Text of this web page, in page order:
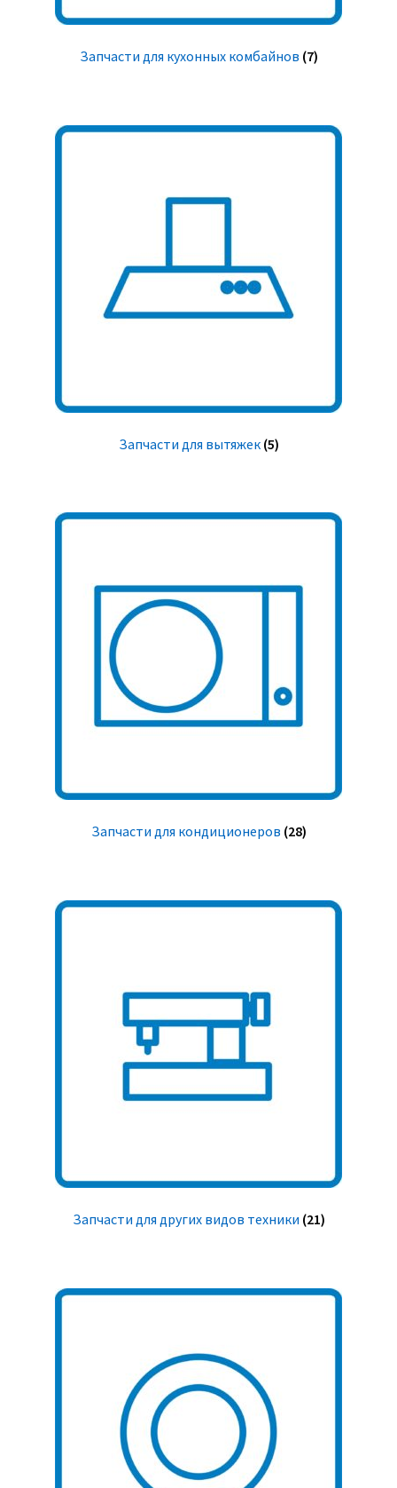
Запчасти для кухонных комбайнов (7)
Запчасти для вытяжек (5)
Запчасти для кондиционеров (28)
Запчасти для других видов техники (21)